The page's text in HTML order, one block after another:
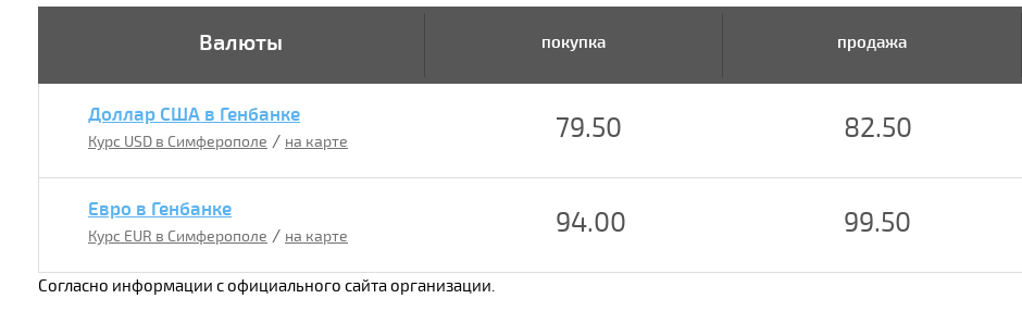
Валюты покупка продажа
Доллар США в Генбанке
Курс USD в Симферополе / на карте 79.50 82.50
Евро в Генбанке
Курс EUR в Симферополе / на карте 94.00 99.50
Согласно информации с официального сайта организации.